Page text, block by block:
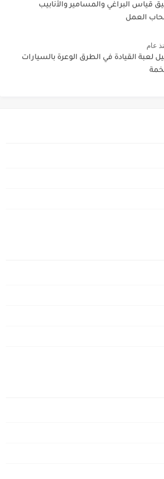
قياس البراغي والمسامير والأنابيب
العمل
عام
لعبة القيادة في الطرق الوعرة بالسيارات